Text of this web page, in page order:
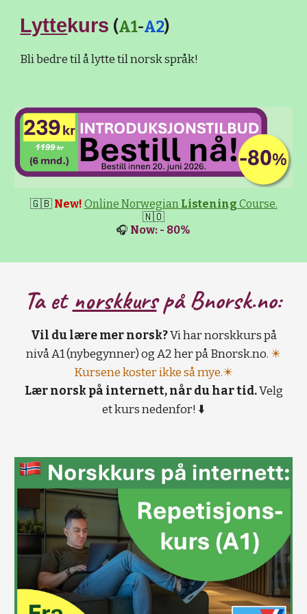
Lyttekurs (A1-A2)
Bli bedre til å lytte til norsk språk!
🇬🇧 New! Online Norwegian Listening Course.
🇳🇴
🎧 Now: - 80%
Ta et norskkurspå Bnorsk.no:
Vil du lære mer norsk?Vi har norskkurs på
nivå A1 (nybegynner) og A2 her på Bnorsk.no. ✴️
Kursene koster ikke så mye.✴️
Lær norsk på internett, når du har tid.Velg
et kurs nedenfor! ⬇️